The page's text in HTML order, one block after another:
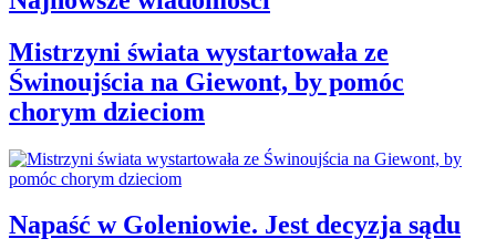
Mistrzyni świata wystartowała ze
Świnoujścia na Giewont, by pomóc
chorym dzieciom
Napaść w Goleniowie. Jest decyzja sądu